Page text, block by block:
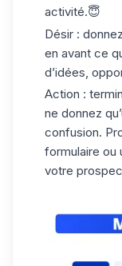
activité.😇
Désir :
en avant ce
d’idées,
Action :
ne donnez
confusion.
formulaire ou
votre